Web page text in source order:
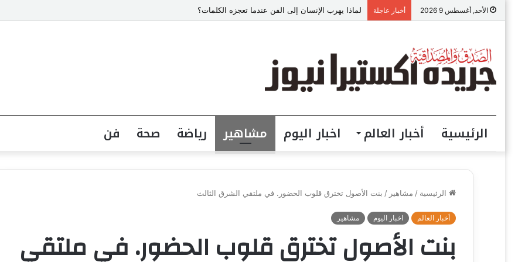
الأحد, أغسطس 9 2026 أخبار عاجلة لماذا يهرب الإنسان إلى الفن عندما تعجزه الكلمات؟
الرئيسية أخبار العالم اخبار اليوم مشاهير رياضة صحة فن
الرئيسية / مشاهير / بنت الأصول تخترق قلوب الحضور. في ملتقي الشرق الثالث
أخبار العالم اخبار اليوم مشاهير
بنت الأصول تخترق قلوب الحضور. في ملتقي